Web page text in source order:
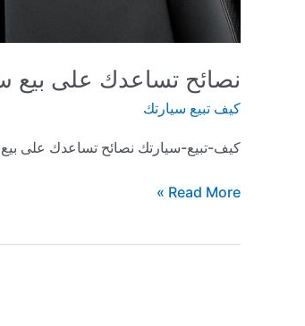
نصائح تساعدك على بيع
كيف تبيع سيارتك
كيف-تبيع-سيارتك نصائح تساعدك على
نصائح
Read More »